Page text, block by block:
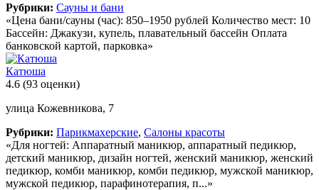
Рубрики: Сауны и бани
«Цена бани/сауны (час): 850–1950 рублей Количество мест: 10
Бассейн: Джакузи, купель, плавательный бассейн Оплата
банковской картой, парковка»
Катюша
4.6 (93 оценки)
улица Кожевникова, 7
Рубрики: Парикмахерские, Салоны красоты
«Для ногтей: Аппаратный маникюр, аппаратный педикюр,
детский маникюр, дизайн ногтей, женский маникюр, женский
педикюр, комби маникюр, комби педикюр, мужской маникюр,
мужской педикюр, парафинотерапия, п...»